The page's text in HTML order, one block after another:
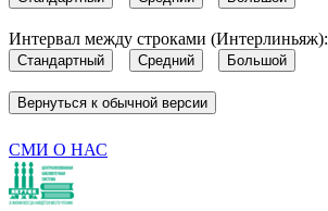
Интервал между строками (Интерлиньяж):
Стандартный Средний Большой
Вернуться к обычной версии
СМИ О НАС